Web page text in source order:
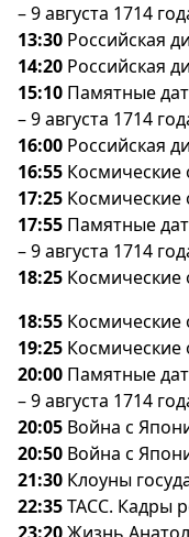
– 9 августа 1714
13:30 Российская
14:20 Российская
15:10 Памятные
– 9 августа 1714
16:00 Российская
16:55 Космические
17:25 Космические
17:55 Памятные
– 9 августа 1714
18:25 Космические
18:55 Космические
19:25 Космические
20:00 Памятные
– 9 августа 1714
20:05 ойна с
20:50 ойна с
21:30 Клоуны
22:35ТАСС. Кадры